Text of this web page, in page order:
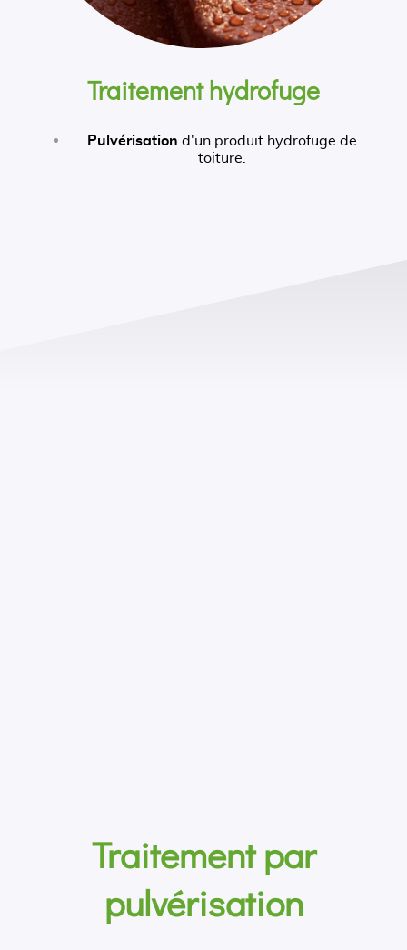
Traitement hydrofuge
Pulvérisation d'un produit hydrofuge de
toiture.
Traitement par
pulvérisation